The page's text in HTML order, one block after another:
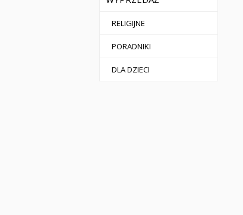
RELIGIJNE
PORADNIKI
DLA DZIECI